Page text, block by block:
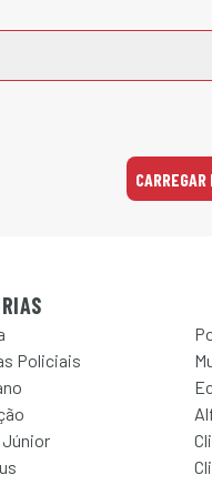
Policiais
Júnior